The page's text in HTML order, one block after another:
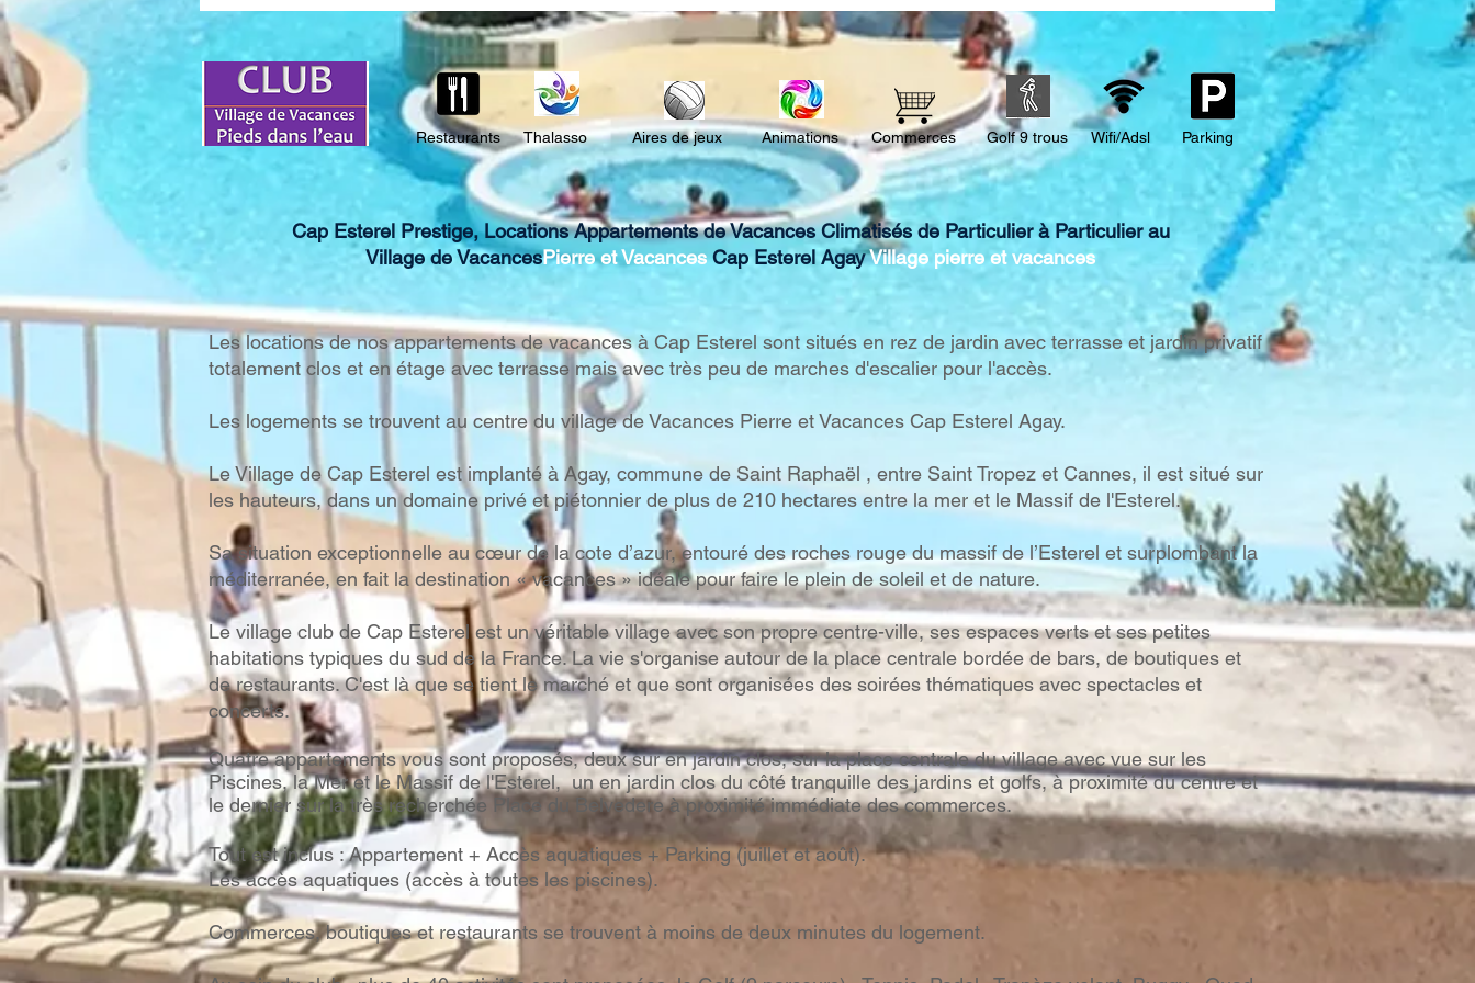
location Cap Esterel
Esterel
Restaurants Thalasso Aires de jeux Animations Commerces Golf 9 trous Wifi/Adsl Parking
Cap Esterel Prestige, Locations Appartements de Vacances Climatisés de Particulier à Particulier au
Village de VacancesPierre et Vacances Cap Esterel AgayVillage pierre et vacances
Les locations de nos appartements de vacances à Cap Esterel sont situés en rez de jardin avec terrasse et jardin privatif
totalement clos et en étage avec terrasse mais avec très peu de marches d'escalier pour l'accès.
Les logements se trouvent au centre du village de Vacances Pierre et Vacances Cap Esterel Agay.
Le Village de Cap Esterel est implanté à Agay, commune de Saint Raphaël , entre Saint Tropez et Cannes, il est situé sur
les hauteurs, dans un domaine privé et piétonnier de plus de 210 hectares entre la mer et le Massif de l'Esterel.
Sa situation exceptionnelle au cœur de la cote d’azur, entouré des roches rouge du massif de l’Esterel et surplombant la
méditerranée, en fait la destination « vacances » idéale pour faire le plein de soleil et de nature.
Le village club de Cap Esterel est un véritable village avec son propre centre-ville, ses espaces verts et ses petites
habitations typiques du sud de la France. La vie s'organise autour de la place centrale bordée de bars, de boutiques et
de restaurants. C'est là que se tient le marché et que sont organisées des soirées thématiques avec spectacles et
concerts.
Quatre appartements vous sont proposés, deux sur en jardin clos, sur la place centrale du village avec vue sur les
Piscines, la Mer et le Massif de l'Esterel, un en jardin clos du côté tranquille des jardins et golfs, à proximité du centre et
le dernier sur la très recherchée Place du Belvedere à proximité immédiate des commerces.
Tout est inclus : Appartement + Accès aquatiques + Parking (juillet et août).
Les accès aquatiques (accès à toutes les piscines).
Commerces, boutiques et restaurants se trouvent à moins de deux minutes du logement.